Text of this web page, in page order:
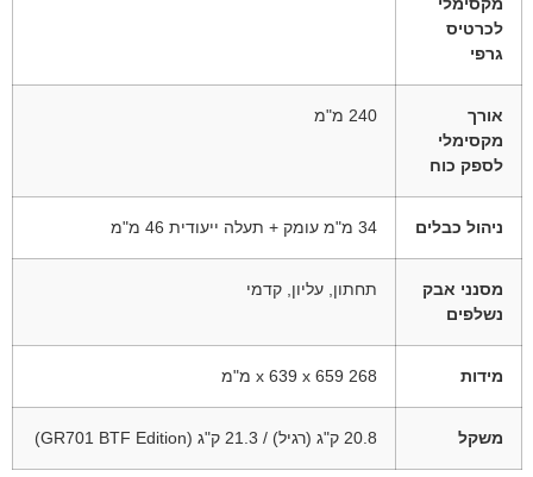
לכרטיס
גרפי
אורך
מקסימלי
לספק כוח
240 מ"מ
ניהול כבלים 34 מ"מ עומק + תעלה ייעודית 46 מ"מ
מסנני אבק
נשלפים
תחתון, עליון, קדמי
מידות 268 x 639 x 659 מ"מ
משקל 20.8 ק"ג (רגיל) / 21.3 ק"ג (GR701 BTF Edition)